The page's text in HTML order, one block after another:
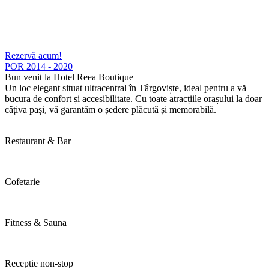
Rezervă acum!
POR 2014 - 2020
Bun venit la Hotel Reea Boutique
Un loc elegant situat ultracentral în Târgoviște, ideal pentru a vă
bucura de confort și accesibilitate. Cu toate atracțiile orașului la doar
câțiva pași, vă garantăm o ședere plăcută și memorabilă.
Restaurant & Bar
Cofetarie
Fitness & Sauna
Receptie non-stop